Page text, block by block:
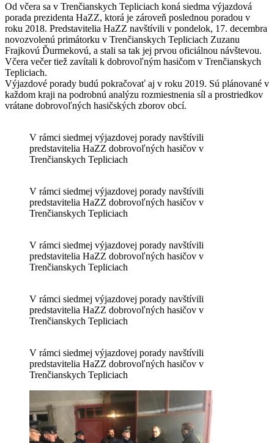
Od včera sa v Trenčianskych Tepliciach koná siedma výjazdová
porada prezidenta HaZZ, ktorá je zároveň poslednou poradou v
roku 2018. Predstavitelia HaZZ navštívili v pondelok, 17. decembra
novozvolenú primátorku v Trenčianskych Tepliciach Zuzanu
Frajkovú Ďurmekovú, a stali sa tak jej prvou oficiálnou návštevou.
Včera večer tiež zavítali k dobrovoľným hasičom v Trenčianskych
Tepliciach.
Výjazdové porady budú pokračovať aj v roku 2019. Sú plánované v
každom kraji na podrobnú analýzu rozmiestnenia síl a prostriedkov
vrátane dobrovoľných hasičských zborov obcí.
V rámci siedmej výjazdovej porady navštívili
predstavitelia HaZZ dobrovoľných hasičov v
Trenčianskych Tepliciach
V rámci siedmej výjazdovej porady navštívili
predstavitelia HaZZ dobrovoľných hasičov v
Trenčianskych Tepliciach
V rámci siedmej výjazdovej porady navštívili
predstavitelia HaZZ dobrovoľných hasičov v
Trenčianskych Tepliciach
V rámci siedmej výjazdovej porady navštívili
predstavitelia HaZZ dobrovoľných hasičov v
Trenčianskych Tepliciach
V rámci siedmej výjazdovej porady navštívili
predstavitelia HaZZ dobrovoľných hasičov v
Trenčianskych Tepliciach